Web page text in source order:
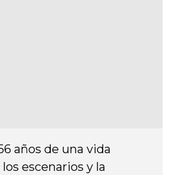
años de una vida
escenarios y la